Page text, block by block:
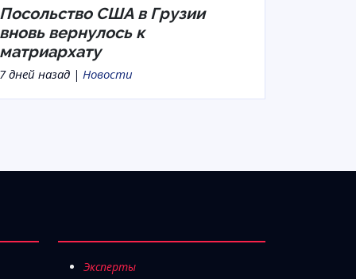
Посольство США в Грузии
вновь вернулось к
матриархату
7 дней назад | Новости
Эксперты